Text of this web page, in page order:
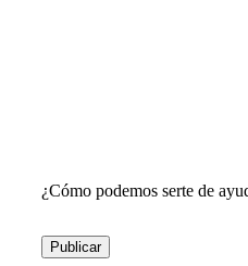
¿Cómo podemos serte de
Publicar